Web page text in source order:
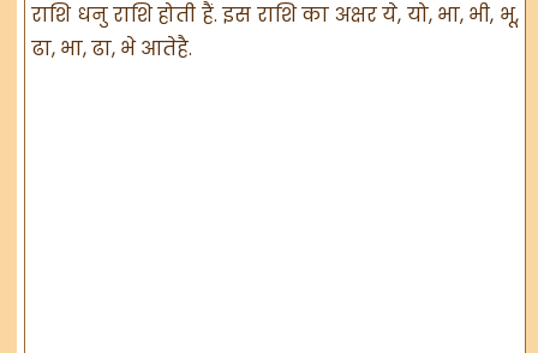
राशि धनु राशि होती हैं. इस राशि का अक्षर ये, यो, भा, भी, भू,
ढा, भा, ढा, भे आतेहै.